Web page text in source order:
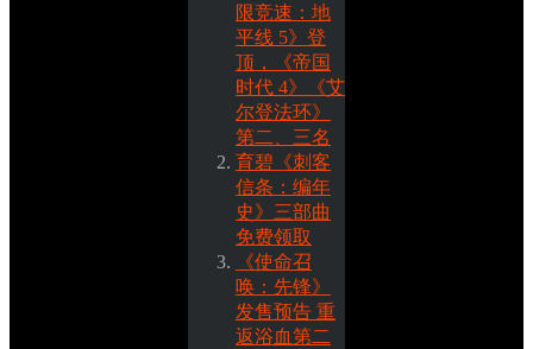
限竞速：地
平线 5》登
顶，《帝国
时代 4》《艾
尔登法环》
第二、三名
育碧《刺客
信条：编年
史》三部曲
免费领取
《使命召
唤：先锋》
发售预告 重
返浴血第二